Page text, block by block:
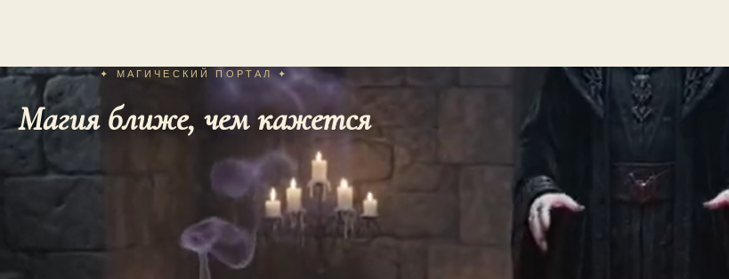
✦ МАГИЧЕСКИЙ ПОРТАЛ ✦
Магия ближе, чем кажется